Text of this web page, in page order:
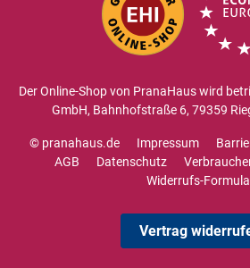
Der Online-Shop von PranaHaus wird
GmbH, Bahnhofstraße 6, 79359
© pranahaus.de Impressum
AGB
Datenschutz
Widerrufs-
Vertrag